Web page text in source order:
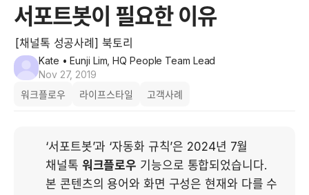
서포트봇이 필요한 이유
[채널톡 성공사례] 북토리
Kate • Eunji Lim, HQ People Team Lead
Nov 27, 2019
워크플로우
라이프스타일 고객사례
‘서포트봇’과 ‘자동화 규칙’은 2024년 7월
채널톡 워크플로우 기능으로 통합되었습니다.
본 콘텐츠의 용어와 화면 구성은 현재와 다를 수